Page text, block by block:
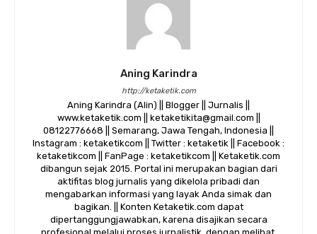
Aning Karindra
http://ketaketik.com
Aning Karindra (Alin) || Blogger || Jurnalis ||
www.ketaketik.com || ketaketikita@gmail.com ||
08122776668 || Semarang, Jawa Tengah, Indonesia ||
Instagram : ketaketikcom || Twitter : ketaketik || Facebook :
ketaketikcom || FanPage : ketaketikcom || Ketaketik.com
dibangun sejak 2015. Portal ini merupakan bagian dari
aktifitas blog jurnalis yang dikelola pribadi dan
mengabarkan informasi yang layak Anda simak dan
bagikan. || Konten Ketaketik.com dapat
dipertanggungjawabkan, karena disajikan secara